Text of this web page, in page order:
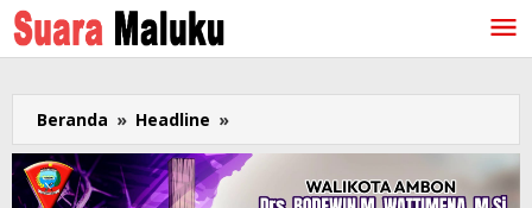
Lewati
ke
konten
Beranda » Headline »
Politisi
Asal
Maluku